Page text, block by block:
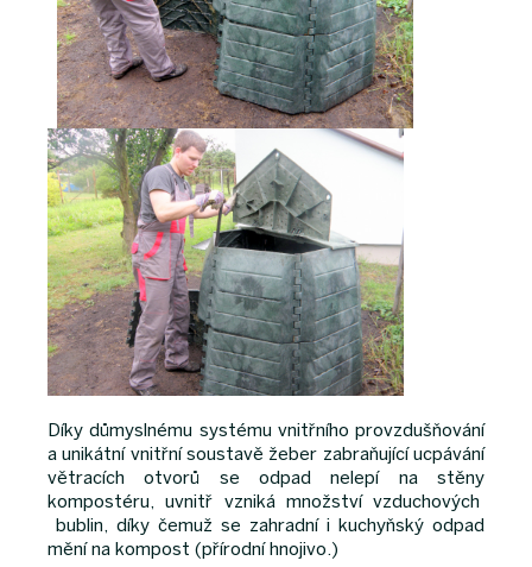
Díky důmyslnému systému vnitřního provzdušňování
a unikátní vnitřní soustavě žeber zabraňující ucpávání
větracích otvorů se odpad nelepí na stěny
kompostéru, uvnitř vzniká množství vzduchových
bublin, díky čemuž se zahradní i kuchyňský odpad
mění na kompost (přírodní hnojivo.)